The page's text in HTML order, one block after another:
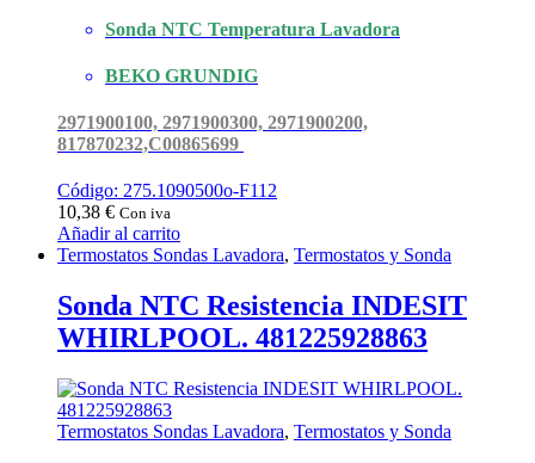
Sonda NTC Temperatura Lavadora
BEKO GRUNDIG
2971900100, 2971900300, 2971900200,
817870232,C00865699
Código: 275.1090500o-F112
10,38 € Con iva
Añadir al carrito
Termostatos Sondas Lavadora, Termostatos y Sonda
Sonda NTC Resistencia INDESIT
WHIRLPOOL. 481225928863
Termostatos Sondas Lavadora, Termostatos y Sonda